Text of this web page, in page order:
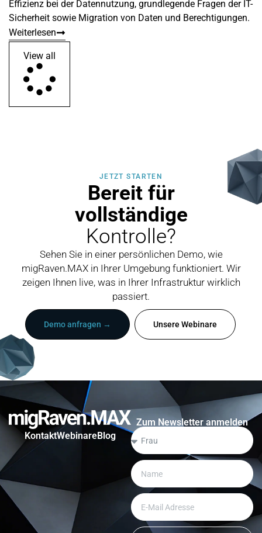
Effizienz bei der Datennutzung, grundlegende Fragen der IT-
Sicherheit sowie Migration von Daten und Berechtigungen.
Weiterlesen
View all
JETZT STARTEN
Bereit für
vollständige
Kontrolle?
Sehen Sie in einer persönlichen Demo, wie
migRaven.MAX in Ihrer Umgebung funktioniert. Wir
zeigen Ihnen live, was in Ihrer Infrastruktur wirklich
passiert.
Demo anfragen → Unsere Webinare
KontaktWebinareBlog
Zum Newsletter anmelden